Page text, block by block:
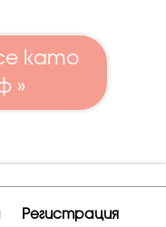
като
»
Регистрация